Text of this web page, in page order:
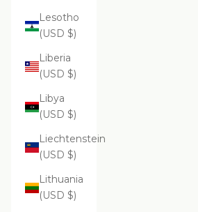
Lesotho
(USD $)
Liberia
(USD $)
Libya
(USD $)
Liechtenstein
(USD $)
Lithuania
(USD $)